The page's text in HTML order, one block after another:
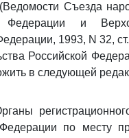
Съезда
Федерации и
1993, N 32,
Российской
в следующей
Федерации по месту